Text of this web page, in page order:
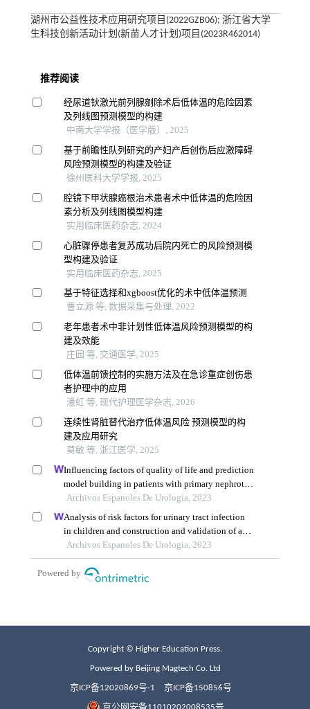
湖州市公益性技术应用研究项目(2022GZB06); 浙江省大学
生科技创新活动计划(新苗人才计划)项目(2023R462014)
Copyright © Higher Education Press.
Powered by Beijing Magtech Co. Ltd
京ICP备12020869号-1 京ICP备150856号